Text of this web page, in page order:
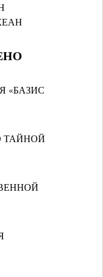
«БАЗИС
ТАЙНОЙ